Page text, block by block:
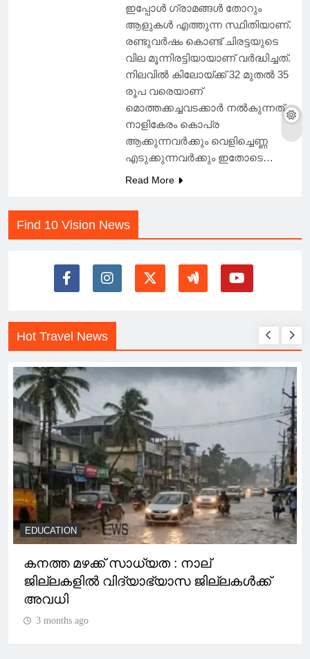
ഇപ്പോള്‍ ഗ്രാമങ്ങള്‍ തോറും
ആളുകള്‍ എത്തുന്ന സ്ഥിതിയാണ്.
രണ്ടുവർഷം കൊണ്ട് ചിരട്ടയുടെ
വില മൂന്നിരട്ടിയായാണ് വർദ്ധിച്ചത്.
നിലവില്‍ കിലോയ്ക്ക് 32 മുതല്‍ 35
രൂപ വരെയാണ്
മൊത്തക്കച്ചവടക്കാർ നല്‍കുന്നത്.
നാളികേരം കൊപ്ര
ആക്കുന്നവർക്കും വെളിച്ചെണ്ണ
എടുക്കുന്നവർക്കും ഇതോടെ…
Read More
Find 10 Vision News
Hot Travel News
EDUCATION
കനത്ത മഴക്ക് സാധ്യത : നാല്
ജില്ലകളിൽ വിദ്യാഭ്യാസ ജില്ലകൾക്ക്
അവധി
3 months ago